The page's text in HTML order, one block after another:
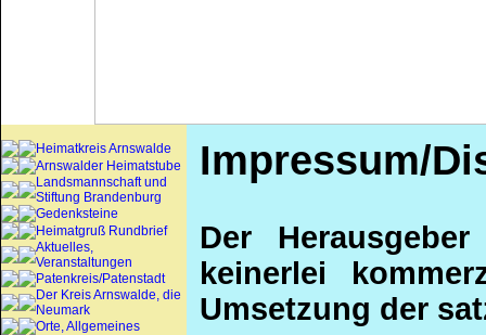
Heimatkreis Arnswalde
Arnswalder Heimatstube
Landsmannschaft und
Stiftung Brandenburg
Gedenksteine
Heimatgruß Rundbrief
Aktuelles,
Veranstaltungen
Patenkreis/Patenstadt
Der Kreis Arnswalde, die
Neumark
Orte, Allgemeines
Impressum/
Der
keinerlei
Umsetzung der